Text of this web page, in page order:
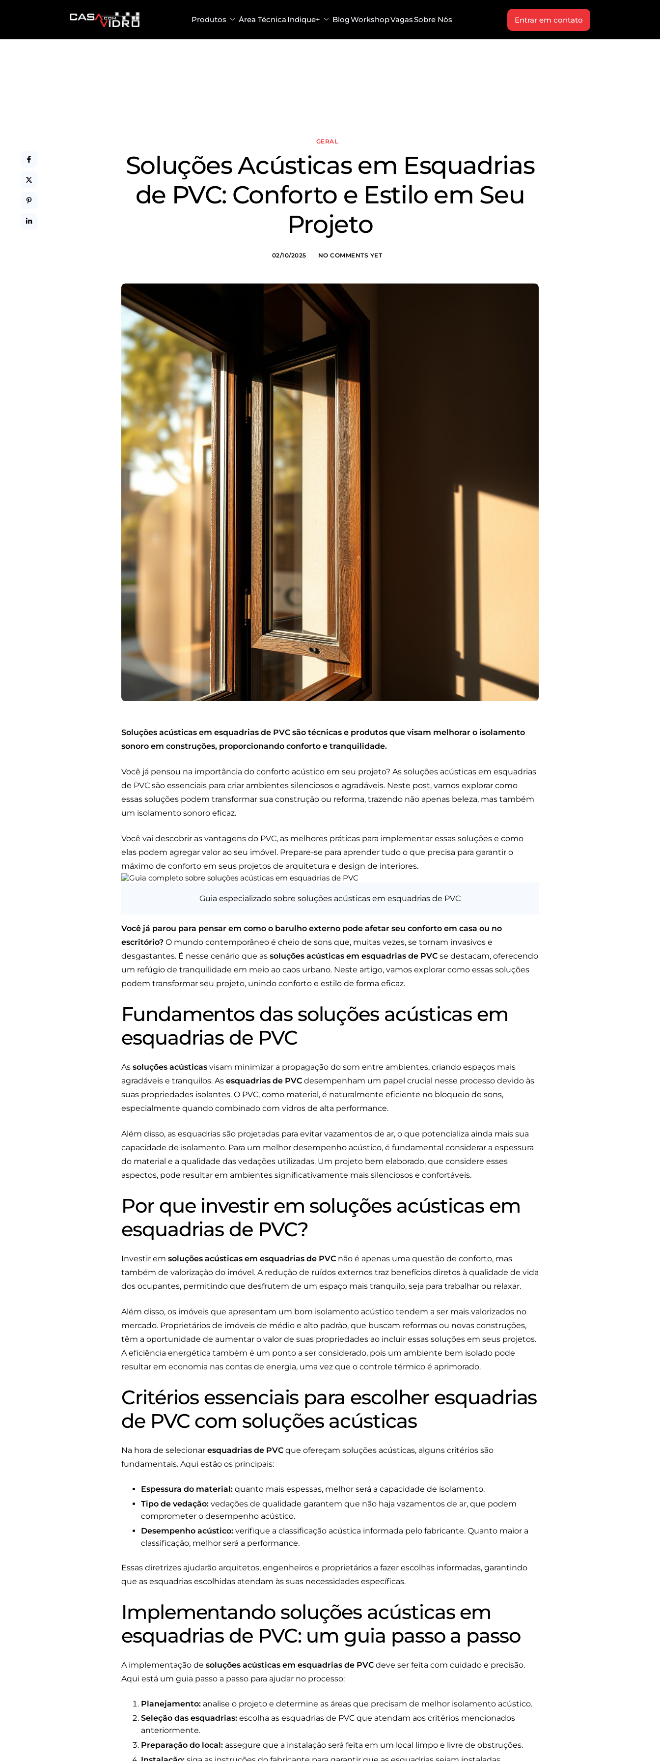
Produtos Área Técnica Indique+ BlogWorkshopVagasSobre Nós Entrar em contato
GERAL
Soluções Acústicas em Esquadrias
de PVC: Conforto e Estilo em Seu
Projeto
02/10/2025 NO COMMENTS YET
Soluções acústicas em esquadrias de PVC são técnicas e produtos que visam melhorar o isolamento
sonoro em construções, proporcionando conforto e tranquilidade.
Você já pensou na importância do conforto acústico em seu projeto? As soluções acústicas em esquadrias
de PVC são essenciais para criar ambientes silenciosos e agradáveis. Neste post, vamos explorar como
essas soluções podem transformar sua construção ou reforma, trazendo não apenas beleza, mas também
um isolamento sonoro eficaz.
Você vai descobrir as vantagens do PVC, as melhores práticas para implementar essas soluções e como
elas podem agregar valor ao seu imóvel. Prepare-se para aprender tudo o que precisa para garantir o
máximo de conforto em seus projetos de arquitetura e design de interiores.
Guia especializado sobre soluções acústicas em esquadrias de PVC
Você já parou para pensar em como o barulho externo pode afetar seu conforto em casa ou no
escritório? O mundo contemporâneo é cheio de sons que, muitas vezes, se tornam invasivos e
desgastantes. É nesse cenário que as soluções acústicas em esquadrias de PVC se destacam, oferecendo
um refúgio de tranquilidade em meio ao caos urbano. Neste artigo, vamos explorar como essas soluções
podem transformar seu projeto, unindo conforto e estilo de forma eficaz.
Fundamentos das soluções acústicas em
esquadrias de PVC
As soluções acústicas visam minimizar a propagação do som entre ambientes, criando espaços mais
agradáveis e tranquilos. As esquadrias de PVC desempenham um papel crucial nesse processo devido às
suas propriedades isolantes. O PVC, como material, é naturalmente eficiente no bloqueio de sons,
especialmente quando combinado com vidros de alta performance.
Além disso, as esquadrias são projetadas para evitar vazamentos de ar, o que potencializa ainda mais sua
capacidade de isolamento. Para um melhor desempenho acústico, é fundamental considerar a espessura
do material e a qualidade das vedações utilizadas. Um projeto bem elaborado, que considere esses
aspectos, pode resultar em ambientes significativamente mais silenciosos e confortáveis.
Por que investir em soluções acústicas em
esquadrias de PVC?
Investir em soluções acústicas em esquadrias de PVC não é apenas uma questão de conforto, mas
também de valorização do imóvel. A redução de ruídos externos traz benefícios diretos à qualidade de vida
dos ocupantes, permitindo que desfrutem de um espaço mais tranquilo, seja para trabalhar ou relaxar.
Além disso, os imóveis que apresentam um bom isolamento acústico tendem a ser mais valorizados no
mercado. Proprietários de imóveis de médio e alto padrão, que buscam reformas ou novas construções,
têm a oportunidade de aumentar o valor de suas propriedades ao incluir essas soluções em seus projetos.
A eficiência energética também é um ponto a ser considerado, pois um ambiente bem isolado pode
resultar em economia nas contas de energia, uma vez que o controle térmico é aprimorado.
Critérios essenciais para escolher esquadrias
de PVC com soluções acústicas
Na hora de selecionar esquadrias de PVC que ofereçam soluções acústicas, alguns critérios são
fundamentais. Aqui estão os principais:
Espessura do material: quanto mais espessas, melhor será a capacidade de isolamento.
Tipo de vedação: vedações de qualidade garantem que não haja vazamentos de ar, que podem
comprometer o desempenho acústico.
Desempenho acústico: verifique a classificação acústica informada pelo fabricante. Quanto maior a
classificação, melhor será a performance.
Essas diretrizes ajudarão arquitetos, engenheiros e proprietários a fazer escolhas informadas, garantindo
que as esquadrias escolhidas atendam às suas necessidades específicas.
Implementando soluções acústicas em
esquadrias de PVC: um guia passo a passo
A implementação de soluções acústicas em esquadrias de PVC deve ser feita com cuidado e precisão.
Aqui está um guia passo a passo para ajudar no processo:
Planejamento: analise o projeto e determine as áreas que precisam de melhor isolamento acústico.
Seleção das esquadrias: escolha as esquadrias de PVC que atendam aos critérios mencionados
anteriormente.
Preparação do local: assegure que a instalação será feita em um local limpo e livre de obstruções.